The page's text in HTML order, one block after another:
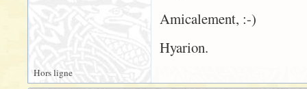
Amicalement, :-)
Hyarion.
Hors ligne